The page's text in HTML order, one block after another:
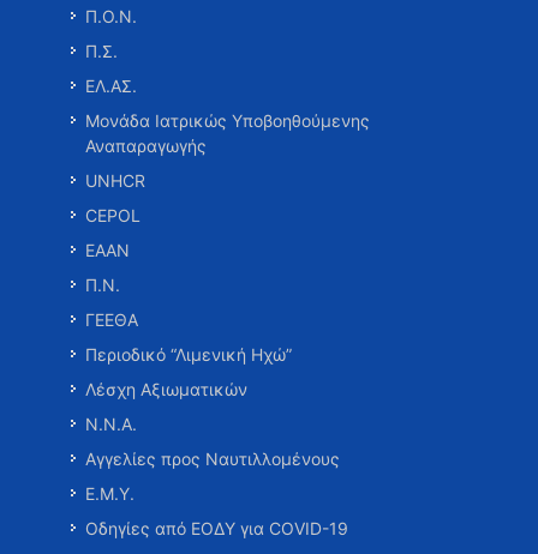
Π.Ο.Ν.
Π.Σ.
ΕΛ.ΑΣ.
Μονάδα Ιατρικώς Υποβοηθούμενης
Αναπαραγωγής
UNHCR
CEPOL
ΕΑΑΝ
Π.Ν.
ΓΕΕΘΑ
Περιοδικό “Λιμενική Ηχώ”
Λέσχη Αξιωματικών
Ν.Ν.Α.
Αγγελίες προς Ναυτιλλομένους
Ε.Μ.Υ.
Οδηγίες από ΕΟΔΥ για COVID-19